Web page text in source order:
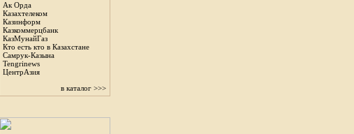
Ак Орда
Казахтелеком
Казинформ
Казкоммерцбанк
КазМунайГаз
Кто есть кто в Казахстане
Самрук-Казына
Tengrinews
ЦентрАзия
в каталог >>>